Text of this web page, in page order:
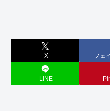
X フェ
LINE